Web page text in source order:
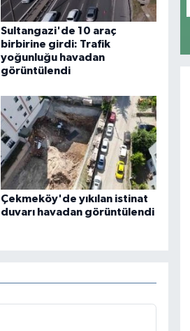
Sultangazi'de 10 araç
birbirine girdi: Trafik
yoğunluğu havadan
görüntülendi
Çekmeköy'de yıkılan istinat
duvarı havadan görüntülendi